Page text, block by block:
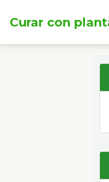
Curar con